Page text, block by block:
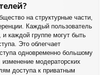
на структурные части,
Каждый пользователь
и каждой группе могут быть
Это облегчает
одновременно большому
модераторских
доступа к приватным